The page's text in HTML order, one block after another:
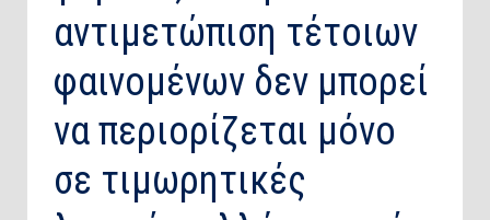
αντιμετώπιση τέτοιων
φαινομένων δεν μπορεί
να περιορίζεται μόνο
σε τιμωρητικές